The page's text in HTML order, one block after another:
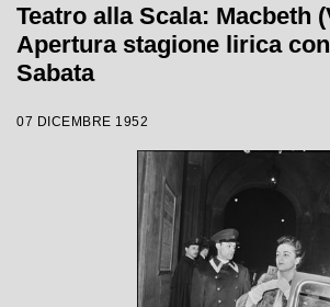
Teatro alla Scala: Macbeth
Apertura stagione lirica
Sabata
07 DICEMBRE 1952